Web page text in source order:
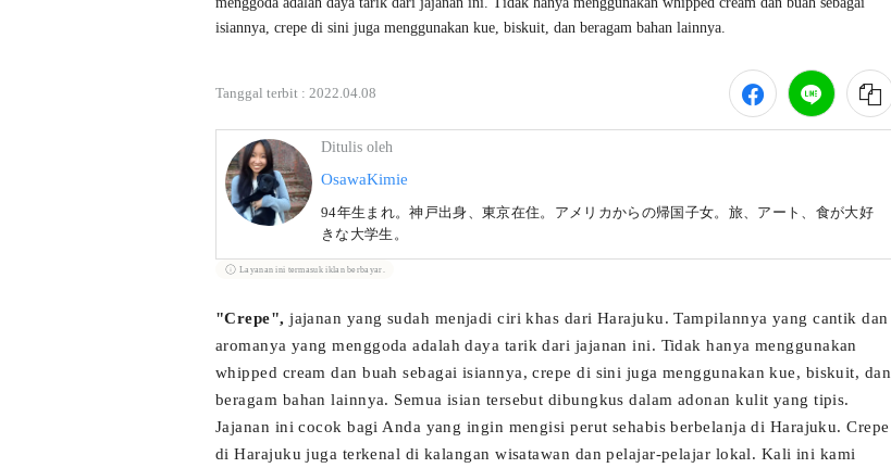
isiannya, crepe di sini juga menggunakan kue, biskuit, dan beragam bahan lainnya.
Tanggal terbit : 2022.04.08
Ditulis oleh
OsawaKimie
94年生まれ。神戸出身、東京在住。アメリカからの帰国子女。旅、アート、食が大好
きな大学生。
Layanan ini termasuk iklan berbayar.
"Crepe", jajanan yang sudah menjadi ciri khas dari Harajuku. Tampilannya yang cantik dan
aromanya yang menggoda adalah daya tarik dari jajanan ini. Tidak hanya menggunakan
whipped cream dan buah sebagai isiannya, crepe di sini juga menggunakan kue, biskuit, dan
beragam bahan lainnya. Semua isian tersebut dibungkus dalam adonan kulit yang tipis.
Jajanan ini cocok bagi Anda yang ingin mengisi perut sehabis berbelanja di Harajuku. Crepe
di Harajuku juga terkenal di kalangan wisatawan dan pelajar-pelajar lokal. Kali ini kami